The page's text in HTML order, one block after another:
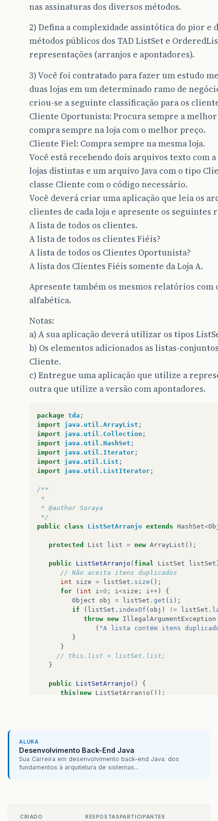
nas assinaturas dos diversos métodos.
2) Defina a complexidade assintótica do pior e
métodos públicos dos TAD ListSet e
representações (arranjos e apontadores).
3) Você foi contratado para fazer um estudo
duas lojas em um determinado ramo de
criou-se a seguinte classificação para os
Cliente Oportunista: Procura sempre a
compra sempre na loja com o melhor preço.
Cliente Fiel: Compra sempre na mesma loja.
Você está recebendo dois arquivos texto com
lojas distintas e um arquivo Java com o tipo
classe Cliente com o código necessário.
Você deverá criar uma aplicação que leia os
clientes de cada loja e apresente os seguintes
A lista de todos os clientes.
A lista de todos os clientes Fiéis?
A lista de todos os Clientes Oportunista?
A lista dos Clientes Fiéis somente da Loja A.
Apresente também os mesmos relatórios
alfabética.
Notas:
a) A sua aplicação deverá utilizar os tipos
b) Os elementos adicionados as listas-
Cliente.
c) Entregue uma aplicação que utilize a
outra que utilize a versão com apontadores.
package tda ;
import
java.util.ArrayList ;
import
java.util.Collection ;
import
java.util.HashSet ;
import
java.util.Iterator ;
import
java.util.List ;
import
java.util.ListIterator ;
/**
*
* @author Soraya
*/
public
class ListSetArranjo extends HashSet<
protected List list = new ArrayList ();
public ListSetArranjo ( final ListSet listSet
// Não aceita itens duplicados
int
size = listSet . size ();
for
( int i =0 ; i <size ; i ++ )
{
Object
obj = listSet . get ( i );
if
( listSet . indexOf ( obj ) != listSet .
throw new IllegalArgumentException
( "A lista contém itens
}
}
// this.list = listSet.list;
}
public ListSetArranjo ()
{
this ( new ListSetArranjo ());
public int size() {
return this.list.
ALURA
Desenvolvimento Back-End Java
Sua Carreira em desenvolvimento back-end Java: dos
fundamentos à arquitetura de sistemas...
CRIADO RESPOSTASPARTICIPANTES